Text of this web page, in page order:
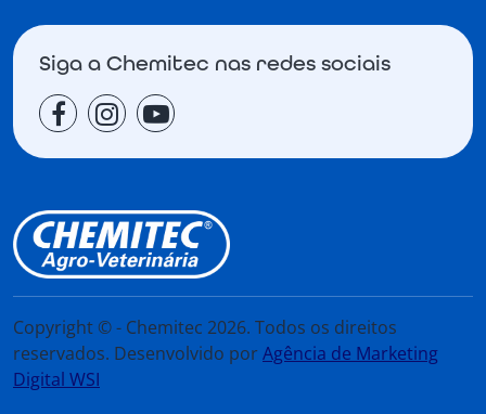
Siga a Chemitec nas redes sociais
Copyright © - Chemitec 2026. Todos os direitos
reservados. Desenvolvido porAgência de Marketing
Digital WSI